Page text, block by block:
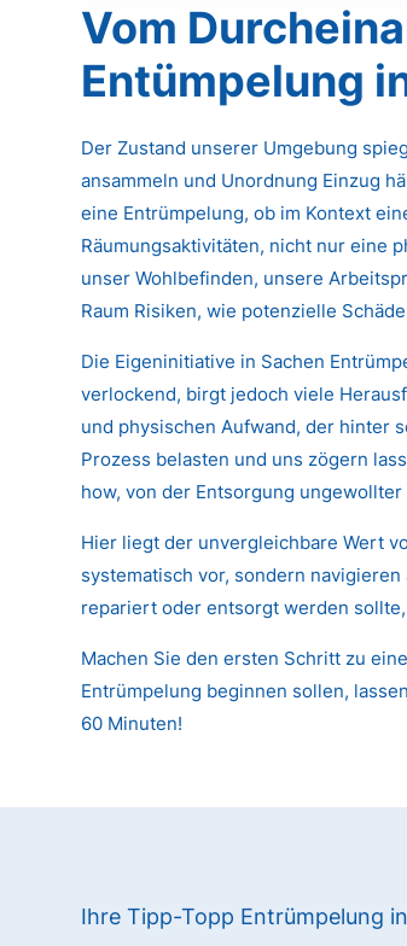
Vom
Entümpelung
Der Zustand unserer Umgebung
ansammeln und Unordnung Einzug
eine Entrümpelung, ob im Kontext
Räumungsaktivitäten, nicht nur eine
unser Wohlbefinden, unsere
Raum Risiken, wie potenzielle
Die Eigeninitiative in Sachen
verlockend, birgt jedoch viele
und physischen Aufwand, der hinter
Prozess belasten und uns zögern
how, von der Entsorgung
Hier liegt der unvergleichbare Wert
systematisch vor, sondern
repariert oder entsorgt werden
Machen Sie den ersten Schritt zu
Entrümpelung beginnen sollen,
60 Minuten!
Ihre Tipp-Topp Entrümpelung